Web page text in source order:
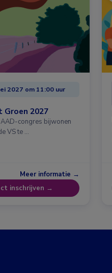
2027 om 11:00 uur
Groen 2027
congres bijwonen
VS te …
Meer informatie →
inschrijven →